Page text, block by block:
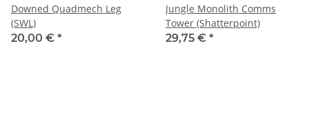
Downed Quadmech Leg
(SWL)
20,00 € *
Jungle Monolith Comms
Tower (Shatterpoint)
29,75 € *